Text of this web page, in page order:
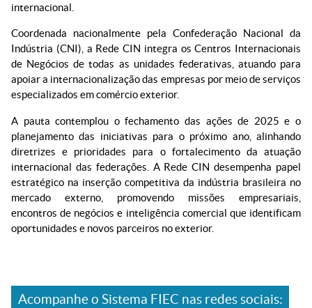
internacional.
Coordenada nacionalmente pela Confederação Nacional da
Indústria (CNI), a Rede CIN integra os Centros Internacionais
de Negócios de todas as unidades federativas, atuando para
apoiar a internacionalização das empresas por meio de serviços
especializados em comércio exterior.
A pauta contemplou o fechamento das ações de 2025 e o
planejamento das iniciativas para o próximo ano, alinhando
diretrizes e prioridades para o fortalecimento da atuação
internacional das federações. A Rede CIN desempenha papel
estratégico na inserção competitiva da indústria brasileira no
mercado externo, promovendo missões empresariais,
encontros de negócios e inteligência comercial que identificam
oportunidades e novos parceiros no exterior.
Acompanhe o Sistema FIEC nas redes sociais: